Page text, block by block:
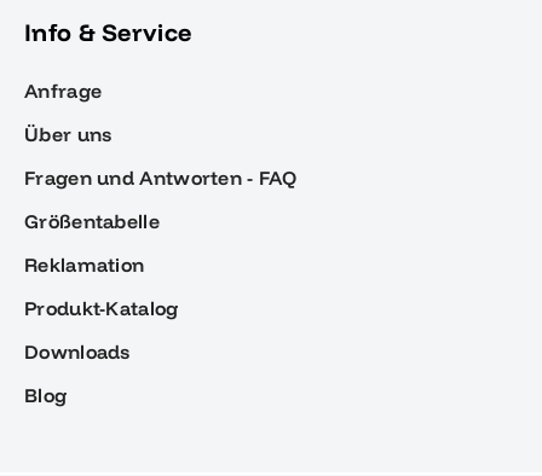
Info & Service
Anfrage
Über uns
Fragen und Antworten - FAQ
Größentabelle
Reklamation
Produkt-Katalog
Downloads
Blog